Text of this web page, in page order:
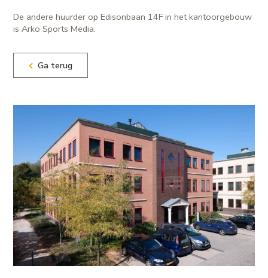
De andere huurder op Edisonbaan 14F in het kantoorgebouw
is Arko Sports Media.
Ga terug